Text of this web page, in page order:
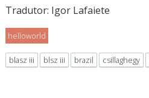
Tradutor: Igor Lafaiete
helloworld
blasz iii blsz iii brazil csillaghegy